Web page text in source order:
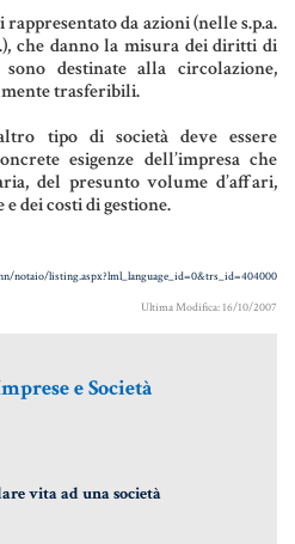
da azioni (nelle s.p.a.
che danno la misura dei diritti di
destinate alla circolazione,
trasferibili.
tipo di società deve essere
esigenze dell’impresa che
del presunto volume d’affari,
dei costi di gestione.
notaio/listing.aspx?lml_language_id=0&trs_id=404000
Ultima Modifica: 16/10/2007
e Società
vita ad una società